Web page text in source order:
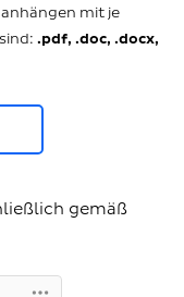
mit je
.pdf, .doc, .docx,
gemäß